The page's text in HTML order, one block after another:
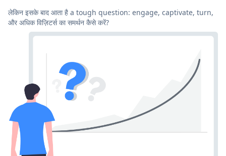
लेकिन इसके बाद आता है a tough question: engage, captivate, turn,
और अधिक विज़िटर्स का समर्थन कैसे करें?